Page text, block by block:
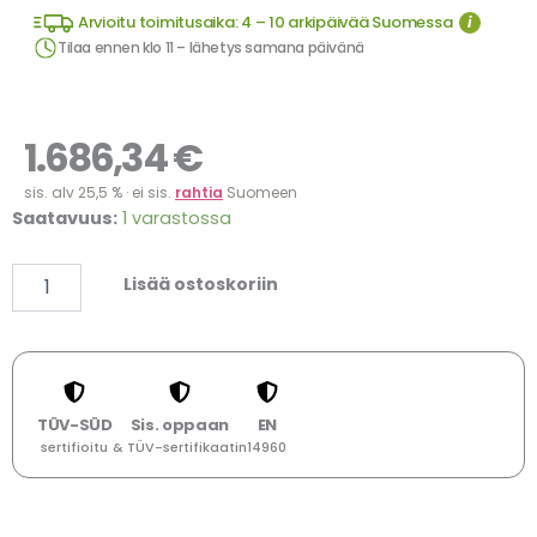
Arvioitu toimitusaika: 4 – 10 arkipäivää Suomessa
i
Tilaa ennen klo 11 – lähetys samana päivänä
1.686,34€
sis. alv 25,5 % · ei sis. rahtia Suomeen
Saatavuus: 1 varastossa
Pomppulinna
määrä
Lisää ostoskoriin
TÜV-SÜD
sertifioitu
Sis. oppaan
& TÜV-sertifikaatin
EN
14960